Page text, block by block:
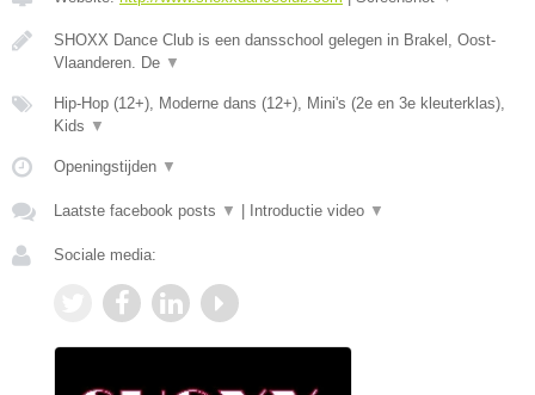
SHOXX Dance Club is een dansschool gelegen in Brakel, Oost-
Vlaanderen. De ▼
Hip-Hop (12+), Moderne dans (12+), Mini's (2e en 3e kleuterklas),
Kids ▼
Openingstijden ▼
Laatste facebook posts ▼ | Introductie video ▼
Sociale media: